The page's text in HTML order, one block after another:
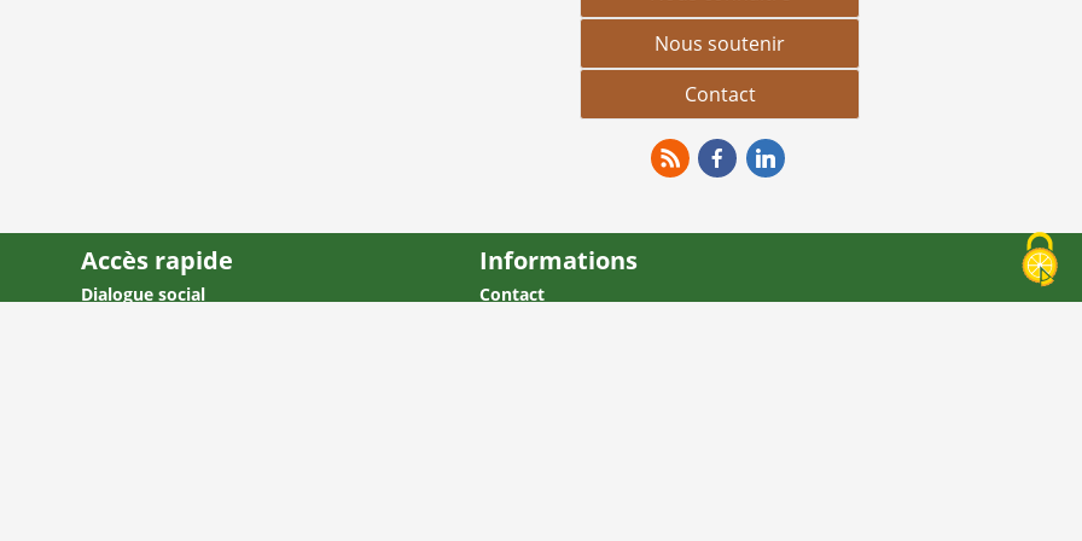
Nous soutenir
Contact
Accès rapide
Dialogue social
Informations
Contact